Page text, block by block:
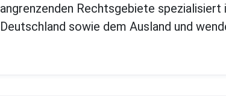
angrenzenden Rechtsgebiete
Deutschland sowie dem Ausland und